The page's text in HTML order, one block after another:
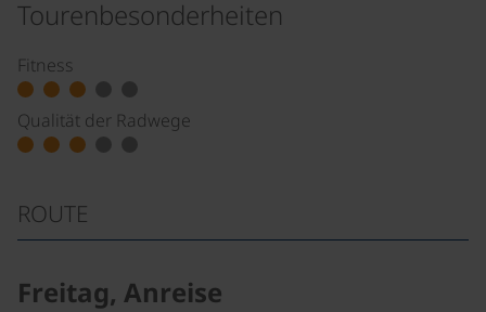
Tourenbesonderheiten
Fitness
Qualität der Radwege
ROUTE
Freitag, Anreise